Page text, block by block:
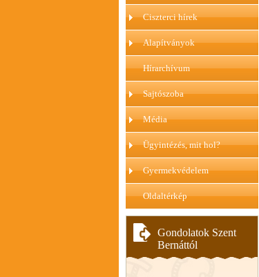
Ciszterci hírek
Alapítványok
Hírarchívum
Sajtószoba
Média
Ügyintézés, mit hol?
Gyermekvédelem
Oldaltérkép
Gondolatok Szent
Bernáttól